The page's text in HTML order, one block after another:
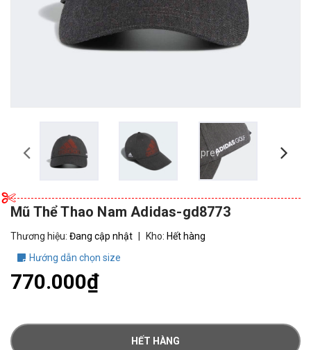
prev
Mũ Thể Thao Nam Adidas-gd8773
Thương hiệu: Đang cập nhật Kho: Hết hàng
Hướng dẫn chọn size
770.000₫
HẾT HÀNG